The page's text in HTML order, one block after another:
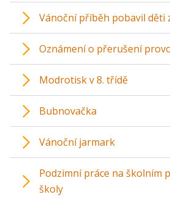
Vánoční příběh pobavil děti
Oznámení o přerušení
Modrotisk v 8. třídě
Bubnovačka
Vánoční jarmark
Podzimní práce na školním
školy